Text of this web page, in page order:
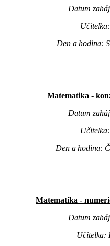
Datum
Den a hodina:
Matematika -
Datum
Den a hodina:
Matematika -
Datum
Učitelka: